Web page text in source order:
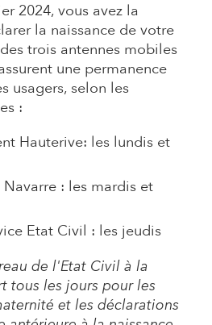
2024, vous avez la
la naissance de votre
trois antennes mobiles
une permanence
usagers, selon les
:
Hauterive: les lundis et
: les mardis et
Etat Civil : les jeudis
de l'Etat Civil à la
tous les jours pour les
et les déclarations